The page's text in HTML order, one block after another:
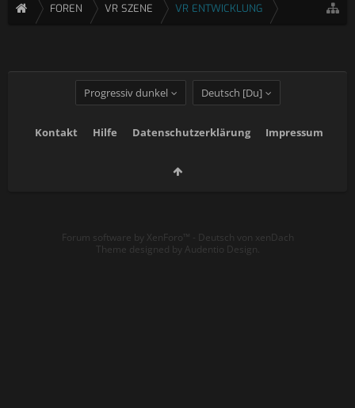
FOREN VR SZENE VR ENTWICKLUNG
Progressiv dunkel Deutsch [Du]
Kontakt Hilfe Datenschutzerklärung Impressum
Forum software by XenForo™ - Deutsch von xenDach
Theme designed by Audentio Design.